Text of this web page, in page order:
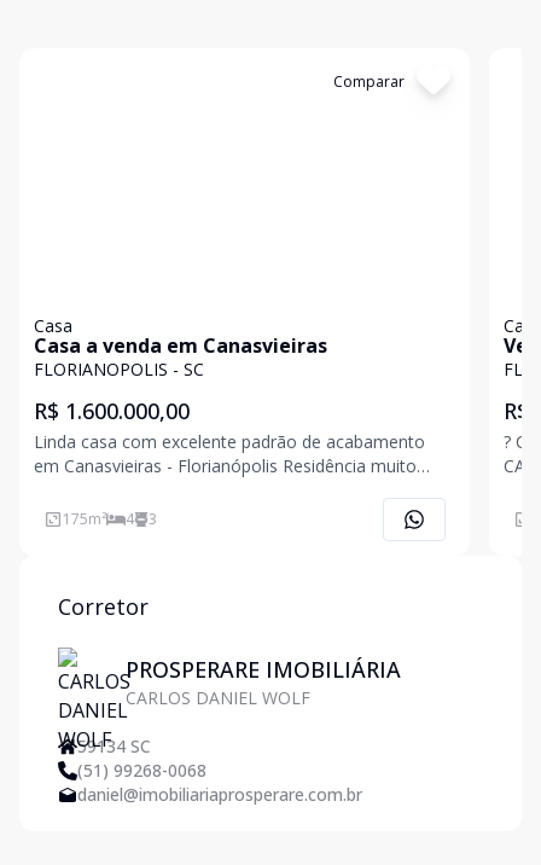
Comparar
Casa
Casa a venda em Canasvieiras
FLORIANOPOLIS - SC
R$ 1.600.000,00
Linda casa com excelente padrão de acabamento
em Canasvieiras - Florianópolis Residência muito
uma das regiões mais procuradas do norte da ilha. O
imóvel conta com três dormitórios, ampla sala de
175m² 4 3
Casa
R$
?
Corretor
PROSPERARE IMOBILIÁRIA
CARLOS DANIEL WOLF
59134 SC
(51) 99268-0068
daniel@imobiliariaprosperare.com.br